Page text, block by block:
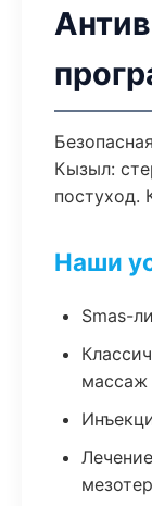
Кызыл:
постуход.
Наши
Smas-
массаж